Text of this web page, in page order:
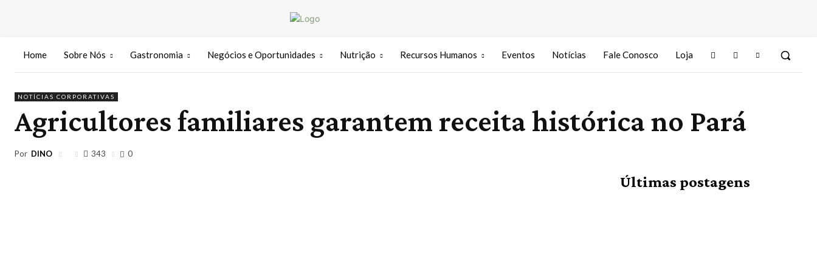
Home Sobre Nós Gastronomia Negócios e Oportunidades Nutrição Recursos Humanos Eventos Notícias Fale Conosco Loja
NOTÍCIAS CORPORATIVAS
Agricultores familiares garantem receita histórica no Pará
Por DINO 343 0
Últimas postagens